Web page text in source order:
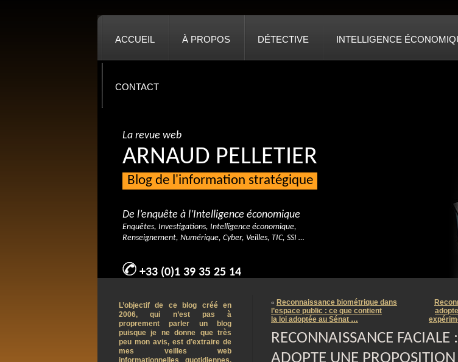
ACCUEIL À PROPOS DÉTECTIVE INTELLIGENCE
CONTACT
La revue web
ARNAUD PELLETIER
Blog de l'information stratégique
De l’enquête à l’Intelligence économique
Enquêtes, Investigations, Intelligence économique,
Renseignement, Numérique, Cyber, Veilles, TIC, SSI …
+33 (0)1 39 35 25 14
« Reconnaissance biométrique dans
l’espace public : ce que contient
la loi adoptée au Sénat …
RECONNAISSANCE FACIALE
ADOPTE UNE
L’objectif de ce blog créé en
2006, qui n’est pas à
proprement parler un blog
puisque je ne donne que très
peu mon avis, est d’extraire de
mes veilles web
informationnelles quotidiennes,